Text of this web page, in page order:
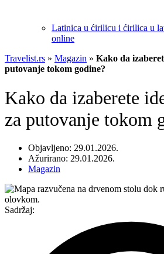
Latinica u ćirilicu i ćirilica u
online
Travelist.rs » Magazin » Kako da
putovanje tokom godine?
Kako da izaberete
za putovanje tokom
Objavljeno: 29.01.2026.
Ažurirano: 29.01.2026.
Magazin
Sadržaj: